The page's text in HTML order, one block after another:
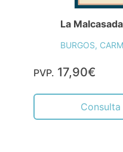
La Malcasada
BURGOS,
PVP. 17,90€